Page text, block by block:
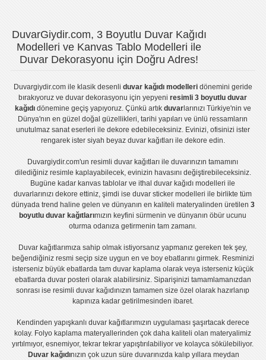
DuvarGiydir.com, 3 Boyutlu Duvar Kağıdı
Modelleri ve Kanvas Tablo Modelleri ile
Duvar Dekorasyonu için Doğru Adres!
Duvargiydir.comile klasik desenli duvar kağıdı modelleridönemini geride
bırakıyoruz veduvar dekorasyonu için yepyeniresimli 3 boyutlu duvar
kağıdıdönemine geçiş yapıyoruz. Çünkü artık duvarlarınızı Türkiye'nin ve
Dünya'nın en güzel doğal güzellikleri, tarihi yapıları ve ünlü ressamların
unutulmaz sanat eserleri ile dekore edebileceksiniz. Evinizi, ofisinizi ister
rengarek ister siyah beyaz duvar kağıtlarıile dekore edin.
Duvargiydir.com'unresimli duvar kağıtları ile duvarınızın tamamını
dilediğiniz resimle kaplayabilecek, evinizin havasını değiştirebileceksiniz.
Bugüne kadar kanvas tablo lar veithal duvar kağıdı modelleri ile
duvarlarınızı dekore ettiniz, şimdi iseduvar sticker modelleri ile birlikte tüm
dünyada trend haline gelen ve dünyanın en kaliteli materyalinden üretilen 3
boyutlu duvar kağıtlarımızın keyfini sürmenin ve dünyanın öbür ucunu
oturma odanıza getirmenin tam zamanı.
Duvar kağıtlarımıza sahip olmak istiyorsanız yapmanız gereken tek şey,
beğendiğiniz resmi seçip size uygun en ve boy ebatlarını girmek. Resminizi
isterseniz büyük ebatlarda tam duvar kaplamaolarak veya isterseniz küçük
ebatlarda duvar posteri olarak alabilirsiniz. Siparişinizi tamamlamanızdan
sonrası iseresimli duvar kağıdınızın tamamen size özel olarak hazırlanıp
kapınıza kadar getirilmesinden ibaret.
Kendinden yapışkanlı duvar kağıtlarımızın uygulamasışaşırtacak derece
kolay. Folyo kaplama materyallerinden çok daha kaliteli olanmateryalimiz
yırtılmıyor, esnemiyor, tekrar tekrar yapıştırılabiliyor ve kolayca sökülebiliyor.
Duvar kağıdınızın çok uzun süre duvarınızda kalıp yıllara meydan